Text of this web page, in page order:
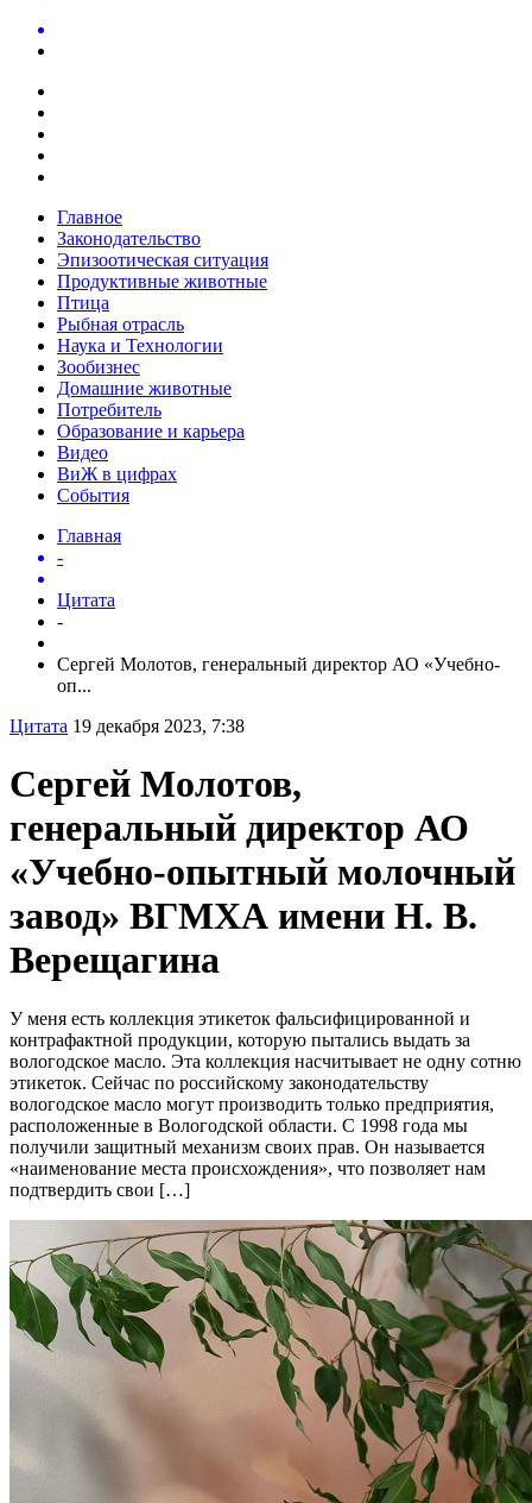
Главное
Законодательство
Эпизоотическая ситуация
Продуктивные животные
Птица
Рыбная отрасль
Наука и Технологии
Зообизнес
Домашние животные
Потребитель
Образование и карьера
Видео
ВиЖ в цифрах
События
Главная
-
Цитата
-
Сергей Молотов, генеральный директор АО «Учебно-
оп...
Цитата 19 декабря 2023, 7:38
Сергей Молотов,
генеральный директор АО
«Учебно-опытный молочный
завод» ВГМХА имени Н. В.
Верещагина
У меня есть коллекция этикеток фальсифицированной и
контрафактной продукции, которую пытались выдать за
вологодское масло. Эта коллекция насчитывает не одну сотню
этикеток. Сейчас по российскому законодательству
вологодское масло могут производить только предприятия,
расположенные в Вологодской области. С 1998 года мы
получили защитный механизм своих прав. Он называется
«наименование места происхождения», что позволяет нам
подтвердить свои […]